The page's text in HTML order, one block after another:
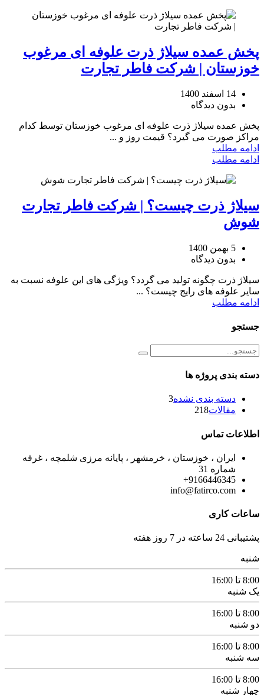
پخش عمده سیلاژ ذرت علوفه ای مرغوب
خوزستان | شرکت فاطر تجارت
14 اسفند 1400
بدون دیدگاه
پخش عمده سیلاژ ذرت علوفه ای مرغوب خوزستان توسط کدام
مراکز صورت می گیرد؟ قیمت روز و ...
ادامه مطلب
ادامه مطلب
سیلاژ ذرت چیست؟ | شرکت فاطر تجارت
شوش
5 بهمن 1400
بدون دیدگاه
سیلاژ ذرت چگونه تولید می گردد؟ ویژگی های این علوفه نسبت به
سایر علوفه های رایج چیست؟ ...
ادامه مطلب
جستجو
دسته بندی پروژه ها
دسته بندی نشده3
مقالات218
اطلاعات تماس
ایران ، خوزستان ، خرمشهر ، پایانه مرزی شلمچه ، غرفه
شماره 31
9166446345+
info@fatirco.com
ساعات کاری
پشتیبانی 24 ساعته در 7 روز هفته
شنبه
8:00 تا 16:00
یک شنبه
8:00 تا 16:00
دو شنبه
8:00 تا 16:00
سه شنبه
8:00 تا 16:00
چهار شنبه